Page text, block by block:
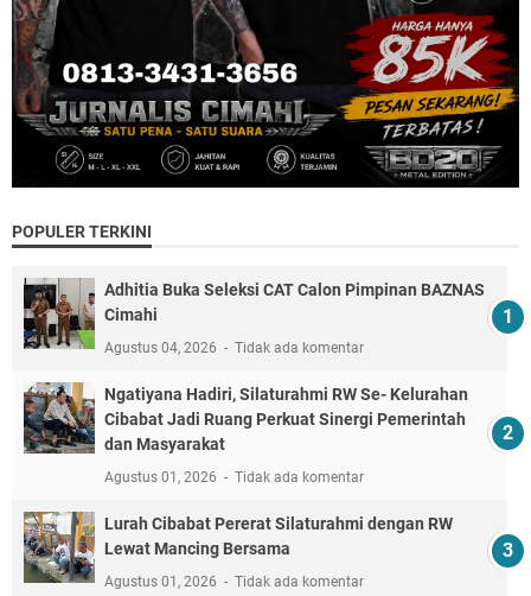
POPULER TERKINI
Adhitia Buka Seleksi CAT Calon Pimpinan BAZNAS
Cimahi
Agustus 04, 2026 Tidak ada komentar
Ngatiyana Hadiri, Silaturahmi RW Se- Kelurahan
Cibabat Jadi Ruang Perkuat Sinergi Pemerintah
dan Masyarakat
Agustus 01, 2026 Tidak ada komentar
Lurah Cibabat Pererat Silaturahmi dengan RW
Lewat Mancing Bersama
Agustus 01, 2026 Tidak ada komentar